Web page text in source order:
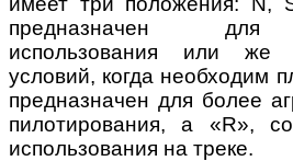
предназначен для
использования или же
условий, когда необходим
предназначен для более
пилотирования, а «R»,
использования на треке.